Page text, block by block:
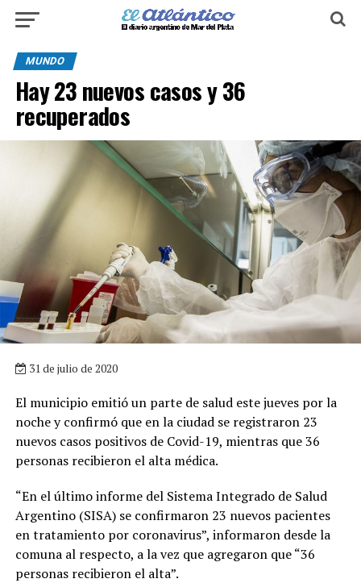
MUNDO
Hay 23 nuevos casos y 36
recuperados
31 de julio de 2020
El municipio emitió un parte de salud este jueves por la
noche y confirmó que en la ciudad se registraron 23
nuevos casos positivos de Covid-19, mientras que 36
personas recibieron el alta médica.
“En el último informe del Sistema Integrado de Salud
Argentino (SISA) se confirmaron 23 nuevos pacientes
en tratamiento por coronavirus”, informaron desde la
comuna al respecto, a la vez que agregaron que “36
personas recibieron el alta”.